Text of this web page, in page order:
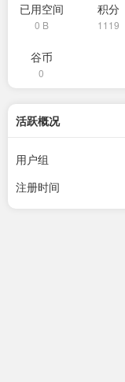
已用空间
0 B
积分
1119
谷币
0
活跃概况
用户组
注册时间